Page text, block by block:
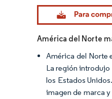
Imagen © Mordor
América del Norte
América del Norte
La región
los Estados
imagen de marca